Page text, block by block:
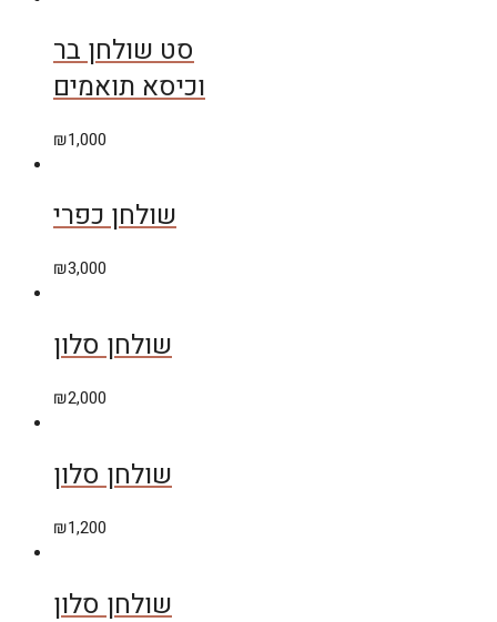
סט שולחן בר
וכיסא תואמים
₪1,000
שולחן כפרי
₪3,000
שולחן סלון
₪2,000
שולחן סלון
₪1,200
שולחן סלון